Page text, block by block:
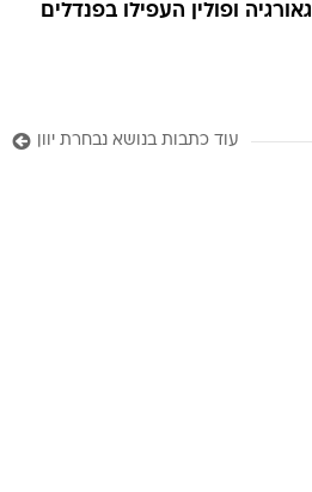
גאורגיה ופולין העפילו בפנדלים
עוד כתבות בנושא נבחרת יוון